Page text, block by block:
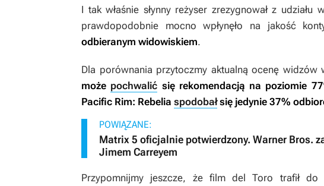
I tak właśnie słynny reżyser zrezygnował z udziału
prawdopodobnie mocno wpłynęło na jakość
odbieranym widowiskiem.
Dla porównania przytoczmy aktualną ocenę widzów
może pochwalić się rekomendacją na poziomie
Pacific Rim: Rebelia spodobałsię jedynie 37%
POWIĄZANE:
Matrix 5 oficjalnie potwierdzony. Warner Bros.
Jimem Carreyem
Przypomnijmy jeszcze, że film del Toro trafił